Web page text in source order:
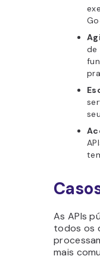
de
As APIs
todos os
mais